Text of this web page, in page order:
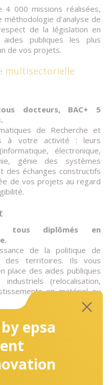
4 000 missions réalisées,
d'analyse de
de la législation en
publiques les plus
de vos projets.
multisectorielle
docteurs, BAC+ 5
de Recherche et
à votre activité : leurs
électronique,
génie des systèmes
des échanges constructifs
de vos projets au regard
tous diplômés en
de la politique de
des territoires. Ils vous
place des aides publiques
(relocalisation,
en matériel ou
international
tous diplômés en
croissance à l'export en
obtenir un financement
epsa